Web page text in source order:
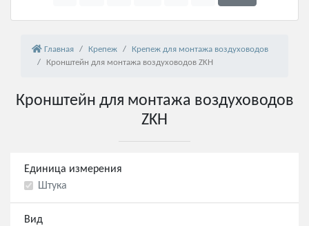
Главная Крепеж
Крепеж для монтажа воздуховодов
Кронштейн для монтажа воздуховодов ZKH
Кронштейн для монтажа воздуховодов
ZKH
Единица измерения
Штука
Вид